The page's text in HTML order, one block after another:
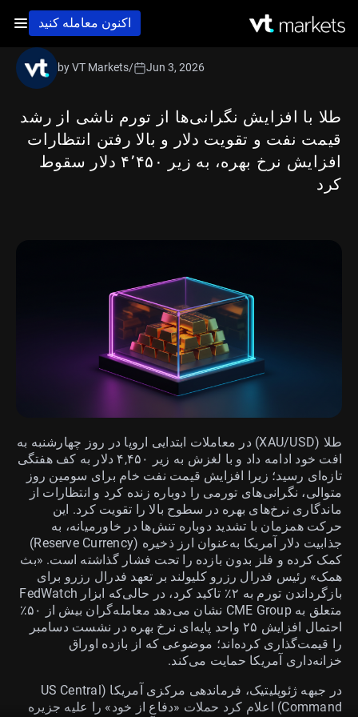
اکنون معامله کنید
طلا با افزایش نگرانی‌ها از تورم ناشی از رشد
قیمت نفت و تقویت دلار و بالا رفتن انتظارات
افزایش نرخ بهره، به زیر ۴٬۴۵۰ دلار سقوط
کرد
by VT Markets/ Jun 3, 2026
طلا (XAU/USD) در معاملات ابتدایی اروپا در روز چهارشنبه به
افت خود ادامه داد و با لغزش به زیر ۴,۴۵۰ دلار به کف هفتگی
تازه‌ای رسید؛ زیرا افزایش قیمت نفت خام برای سومین روز
متوالی، نگرانی‌های تورمی را دوباره زنده کرد و انتظارات از
ماندگاری نرخ‌های بهره در سطوح بالا را تقویت کرد. این
حرکت همزمان با تشدید دوباره تنش‌ها در خاورمیانه، به
جذابیت دلار آمریکا به‌عنوان ارز ذخیره (Reserve Currency)
کمک کرده و فلز بدون بازده را تحت فشار گذاشته است. «بث
همک» رئیس فدرال رزرو کلیولند بر تعهد فدرال رزرو برای
بازگرداندن تورم به ۲٪ تاکید کرد، در حالی‌که ابزار FedWatch
متعلق به CME Group نشان می‌دهد معامله‌گران بیش از ۵۰٪
احتمال افزایش ۲۵ واحد پایه‌ای نرخ بهره در نشست دسامبر
را قیمت‌گذاری کرده‌اند؛ موضوعی که از بازده اوراق
خزانه‌داری آمریکا حمایت می‌کند.
در جبهه ژئوپلیتیک، فرماندهی مرکزی آمریکا (US Central
Command) اعلام کرد حملات «دفاع از خود» را علیه جزیره